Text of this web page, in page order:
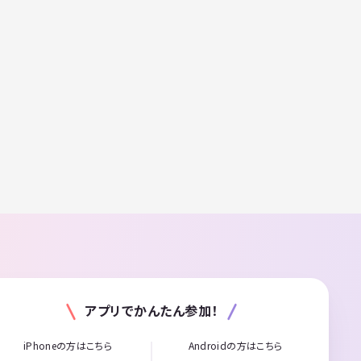
アプリでかんたん参加！
iPhoneの方はこちら Androidの方はこちら